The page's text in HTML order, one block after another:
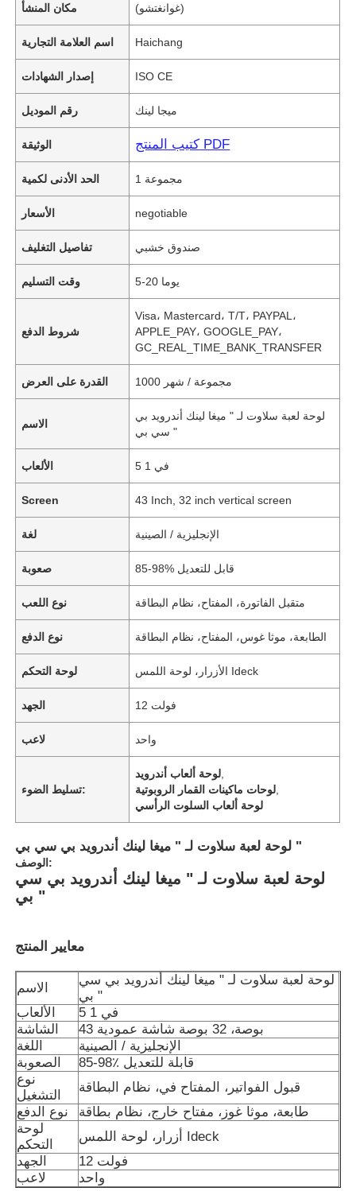
منزل
المنتجات
أشرطة فيديو
مكان المنشأ (غوانغتشو)
اسم العلامة التجارية Haichang
إصدار الشهادات ISO CE
رقم الموديل ميجا لينك
الوثيقة كتيب المنتج PDF
الحد الأدنى لكمية 1 مجموعة
الأسعار negotiable
تفاصيل التغليف صندوق خشبي
وقت التسليم 5-20 يوما
شروط الدفع
Visa، Mastercard، T/T، PAYPAL،
APPLE_PAY، GOOGLE_PAY،
GC_REAL_TIME_BANK_TRANSFER
القدرة على العرض 1000 مجموعة / شهر
الاسم
لوحة لعبة سلاوت لـ " ميغا لينك أندرويد بي
سي بي "
الألعاب 5 في 1
Screen 43 Inch, 32 inch vertical screen
لغة الإنجليزية / الصينية
صعوبة 85-98% قابل للتعديل
نوع اللعب متقبل الفاتورة، المفتاح، نظام البطاقة
نوع الدفع الطابعة، موثا غوس، المفتاح، نظام البطاقة
لوحة التحكم الأزرار، لوحة اللمس Ideck
الجهد 12 فولت
لاعب واحد
تسليط الضوء:
لوحة ألعاب أندرويد
لوحات ماكينات القمار الروبوتية
لوحة ألعاب السلوت الرأسي
لوحة لعبة سلاوت لـ " ميغا لينك أندرويد بي سي بي "
الوصف:
لوحة لعبة سلاوت لـ " ميغا لينك أندرويد بي سي
بي "
معايير المنتج
الاسم
لوحة لعبة سلاوت لـ " ميغا لينك أندرويد بي سي
بي "
الألعاب
5 في 1
الشاشة
43 بوصة، 32 بوصة شاشة عمودية
اللغة
الإنجليزية / الصينية
الصعوبة
85-98٪ قابلة للتعديل
نوع
التشغيل
قبول الفواتير، المفتاح في، نظام البطاقة
نوع الدفع
طابعة، موثا غوز، مفتاح خارج، نظام بطاقة
لوحة
التحكم
أزرار، لوحة اللمس Ideck
الجهد
12 فولت
لاعب
واحد